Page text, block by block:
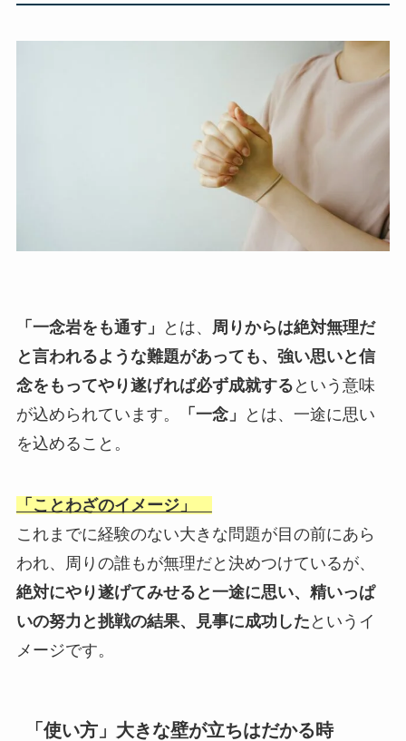
「一念岩をも通す」 とは、
周りからは絶対無理だ
と言われるような難題があっても、強い思いと信
念をもってやり遂げれば必ず成就する という意味
が込められています。
「一念」
とは、一途に思い
を込めること。
「ことわざのイメージ」
これまでに経験のない大きな問題が目の前にあら
われ、周りの誰もが無理だと決めつけているが、
絶対にやり遂げてみせると一途に思い、精いっぱ
いの努力と挑戦の結果、見事に成功した というイ
メージです。
「使い方」大きな壁が立ちはだかる時